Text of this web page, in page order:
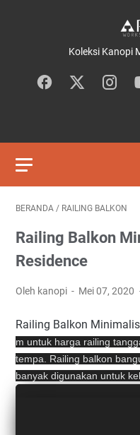
Koleksi Kanopi
BERANDA / RAILING BALKON
Railing Balkon
Residence
Oleh kanopi Mei 07, 2020
Railing Balkon
m untuk harga railing
tempa. Railing balkon
banyak digunakan untuk